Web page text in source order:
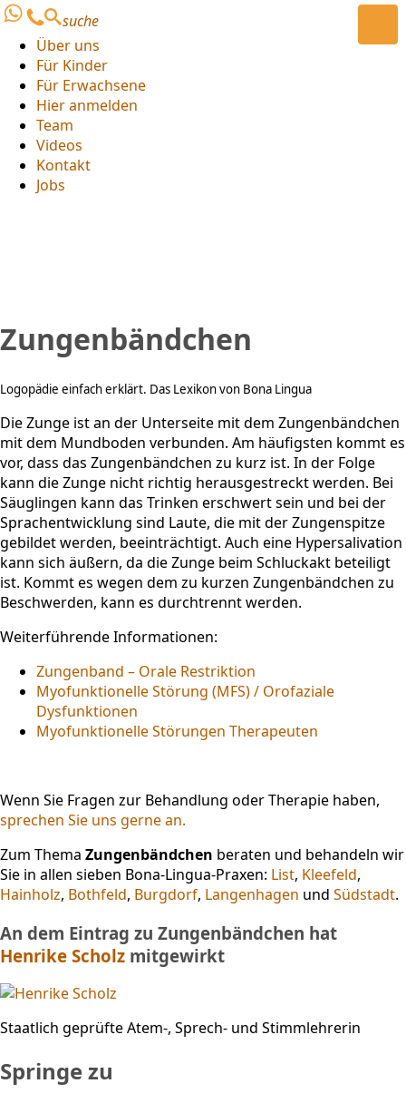
suche
Über uns
Für Kinder
Für Erwachsene
Hier anmelden
Team
Videos
Kontakt
Jobs
Zungenbändchen
Logopädie einfach erklärt. Das Lexikon von Bona Lingua
Die Zunge ist an der Unterseite mit dem Zungenbändchen
mit dem Mundboden verbunden. Am häufigsten kommt es
vor, dass das Zungenbändchen zu kurz ist. In der Folge
kann die Zunge nicht richtig herausgestreckt werden. Bei
Säuglingen kann das Trinken erschwert sein und bei der
Sprachentwicklung sind Laute, die mit der Zungenspitze
gebildet werden, beeinträchtigt. Auch eine Hypersalivation
kann sich äußern, da die Zunge beim Schluckakt beteiligt
ist. Kommt es wegen dem zu kurzen Zungenbändchen zu
Beschwerden, kann es durchtrennt werden.
Weiterführende Informationen:
Zungenband – Orale Restriktion
Myofunktionelle Störung (MFS) / Orofaziale
Dysfunktionen
Myofunktionelle Störungen Therapeuten
Wenn Sie Fragen zur Behandlung oder Therapie haben,
sprechen Sie uns gerne an.
Zum Thema Zungenbändchen beraten und behandeln wir
Sie in allen sieben Bona-Lingua-Praxen: List, Kleefeld,
Hainholz, Bothfeld, Burgdorf, Langenhagen und Südstadt.
An dem Eintrag zu Zungenbändchen hat
Henrike Scholz mitgewirkt
Staatlich geprüfte Atem-, Sprech- und Stimmlehrerin
Springe zu